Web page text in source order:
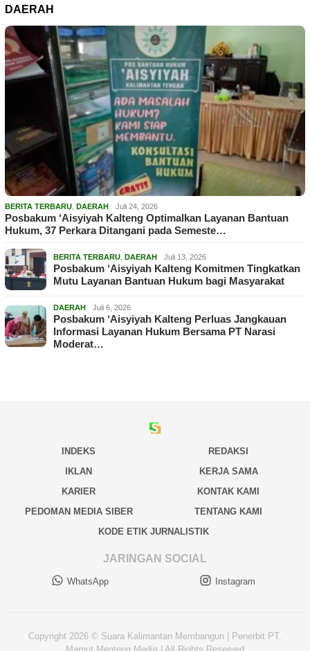
DAERAH
BERITA TERBARU DAERAH Juli 24, 2026
Posbakum ‘Aisyiyah Kalteng Optimalkan Layanan Bantuan
Hukum, 37 Perkara Ditangani pada Semeste…
BERITA TERBARU DAERAH Juli 13, 2026
Posbakum ‘Aisyiyah Kalteng Komitmen Tingkatkan
Mutu Layanan Bantuan Hukum bagi Masyarakat
DAERAH Juli 6, 2026
Posbakum ‘Aisyiyah Kalteng Perluas Jangkauan
Informasi Layanan Hukum Bersama PT Narasi
Moderat…
INDEKS
REDAKSI
IKLAN
KERJA SAMA
KARIER
KONTAK KAMI
PEDOMAN MEDIA SIBER
TENTANG KAMI
KODE ETIK JURNALISTIK
JARINGAN SOCIAL
WhatsApp Instagram
Copyright 2026 © Suara Kalimantan Membangun | Penerbit PT.